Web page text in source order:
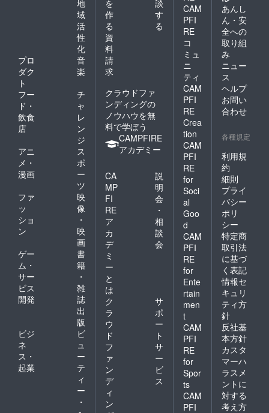
地
域
活
性
化
プロ
ダク
ト
音
楽
フー
ド・
飲食
店
チ
ャ
レ
ン
ジ
アニ
メ・
漫画
ス
ポ
ー
ツ
ファ
ッ
ショ
ン
映
像
・
映
画
ゲー
ム・
サー
ビス
開発
書
籍
・
雑
誌
出
版
ビジ
ネ
ス・
起業
ビ
ュ
ー
テ
ィ
ー
・
を
作
る
談
す
る
資
料
請
求
クラウドファ
ンディングの
ノウハウを無
料で学ぼう
CAMPFIRE
アカデミー
CA
MP
FI
RE
ア
カ
デ
ミ
ー
と
は
説
明
会
・
相
談
会
ク
ラ
ウ
ド
フ
ァ
ン
デ
ィ
ン
サ
ポ
ー
ト
サ
ー
ビ
ス
CAM
PFI
RE
コ
ミュ
ニ
ティ
CAM
PFI
RE
Crea
tion
CAM
PFI
RE
for
Soci
al
Goo
d
CAM
PFI
RE
for
Ente
rtain
men
t
CAM
PFI
RE
for
Spor
ts
CAM
PFI
あんし
ん・安
全への
取り組
み
ニュー
ス
ヘルプ
お問い
合わせ
各種規定
利用規
約
細則
プライ
バシー
ポリ
シー
特定商
取引法
に基づ
く表記
情報セ
キュリ
ティ方
針
反社基
本方針
カスタ
マーハ
ラスメ
ントに
対する
考え方